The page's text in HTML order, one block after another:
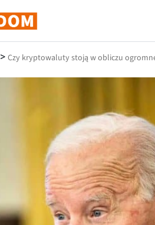
> Czy kryptowaluty stoją w obliczu